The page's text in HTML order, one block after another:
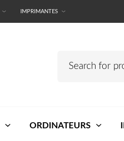
IMPRIMANTES
ORDINATEURS